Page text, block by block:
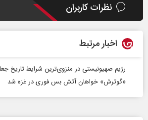
نظرات کاربران
اخبار مرتبط
رژیم صهیونیستی در منزوی‌ترین شرایط تاریخ
«گوترش» خواهان آتش‌ بس فوری در غزه شد